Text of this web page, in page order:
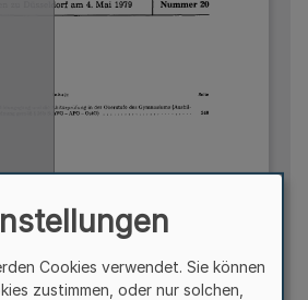
Cookies verwendet. Sie können
zustimmen, oder nur solchen,